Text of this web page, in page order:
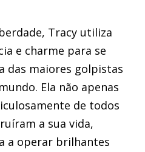
Tracy utiliza
e charme para se
das maiores golpistas
Ela não apenas
de todos
a sua vida,
a operar brilhantes